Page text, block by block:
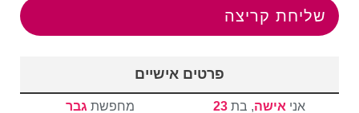
שליחת קריצה
פרטים אישיים
אני אישה, בת 23 מחפשת גבר